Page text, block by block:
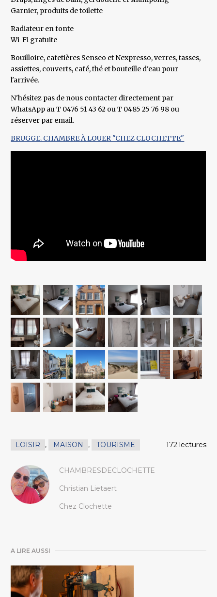
Garnier, produits de toilette
Radiateur en fonte
Wi-Fi gratuite
Bouilloire, cafetières Senseo et Nexpresso, verres, tasses,
assiettes, couverts, café, thé et bouteille d'eau pour
l'arrivée.
N'hésitez pas de nous contacter directement par
WhatsApp au T 0476 51 43 62 ou T 0485 25 76 98 ou
réserver par email.
BRUGGE. CHAMBRE À LOUER "CHEZ CLOCHETTE"
LOISIR , MAISON , TOURISME 172 lectures
CHAMBRESDECLOCHETTE
Christian Lietaert
Chez Clochette
A LIRE AUSSI